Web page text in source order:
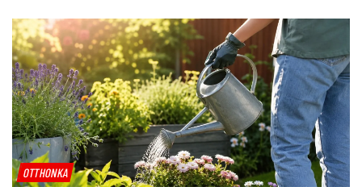
OTTHONKA